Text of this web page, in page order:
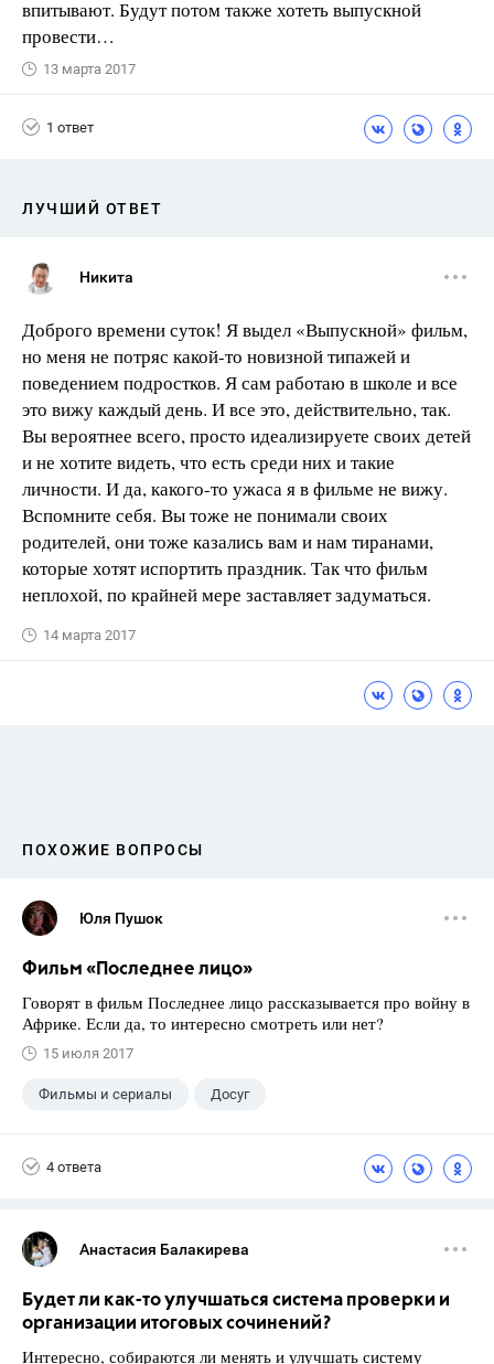
впитывают. Будут потом также хотеть выпускной
провести…
13 марта 2017
1 ответ
ЛУЧШИЙ ОТВЕТ
Никита
Доброго времени суток! Я выдел «Выпускной» фильм,
но меня не потряс какой-то новизной типажей и
поведением подростков. Я сам работаю в школе и все
это вижу каждый день. И все это, действительно, так.
Вы вероятнее всего, просто идеализируете своих детей
и не хотите видеть, что есть среди них и такие
личности. И да, какого-то ужаса я в фильме не вижу.
Вспомните себя. Вы тоже не понимали своих
родителей, они тоже казались вам и нам тиранами,
которые хотят испортить праздник. Так что фильм
неплохой, по крайней мере заставляет задуматься.
14 марта 2017
ПОХОЖИЕ ВОПРОСЫ
Юля Пушок
Фильм «Последнее лицо»
Говорят в фильм Последнее лицо рассказывается про войну в
Африке. Если да, то интересно смотреть или нет?
15 июля 2017
Фильмы и сериалы Досуг
4 ответа
Анастасия Балакирева
Будет ли как-то улучшаться система проверки и
организации итоговых сочинений?
Интересно, собираются ли менять и улучшать систему